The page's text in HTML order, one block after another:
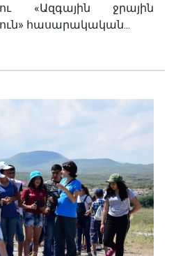
«Ազգային ջրային
հասարակական...